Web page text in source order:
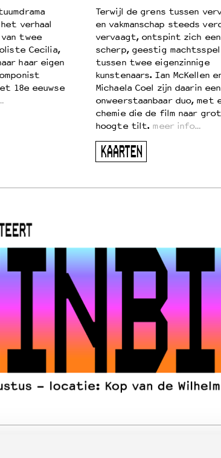
verhaal
twee
Cecilia,
haar eigen
18e eeuwse
Terwijl de grens tussen
en vakmanschap steeds
vervaagt, ontspint zich een
scherp, geestig machtsspel
tussen twee eigenzinnige
kunstenaars. Ian McKellen
Michaela Coel zijn daarin een
onweerstaanbaar duo, met
chemie die de film naar
hoogte tilt. meer info…
KAARTEN